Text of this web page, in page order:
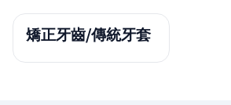
矯正牙齒/傳統牙套